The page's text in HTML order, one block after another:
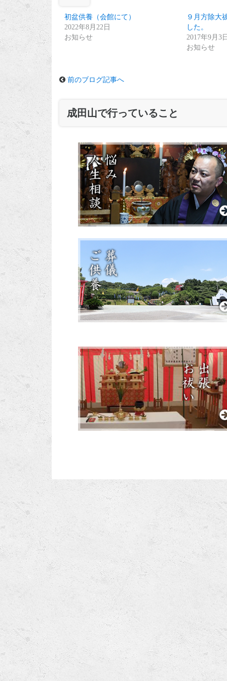
初盆供養（会館にて）
2022年8月22日
お知らせ
９月方除大
した。
2017年9月3
お知らせ
前のブログ記事へ
成田山で行っていること